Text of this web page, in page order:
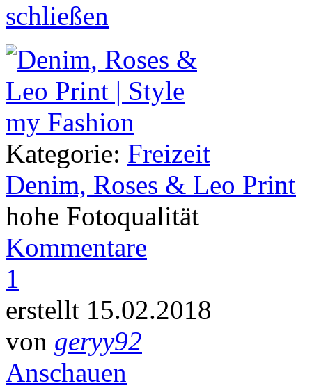
Kategorie: Freizeit
Denim, Roses & Leo Print
hohe Fotoqualität
Kommentare
1
erstellt 15.02.2018
von geryy92
Anschauen